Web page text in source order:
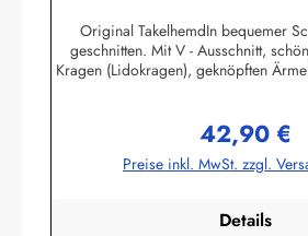
Original TakelhemdIn bequemer
geschnitten. Mit V - Ausschnitt,
Kragen (Lidokragen), geknöpften
(breitgestreift) und 11
GmbHHeglitzer Str. 1226409
Regulärer
42,90 €
Preise inkl. MwSt. zzgl.
Details